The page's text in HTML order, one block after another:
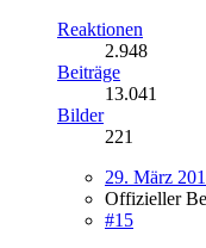
Reaktionen
2.948
Beiträge
13.041
Bilder
221
29. März
Offizieller
#15